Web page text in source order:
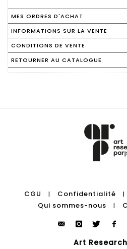
MES ORDRES D'ACHAT
INFORMATIONS SUR LA VENTE
CONDITIONS DE VENTE
RETOURNER AU CATALOGUE
CGU | Confidentialité |
Qui sommes-nous
|
Art